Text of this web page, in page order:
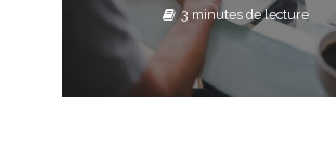
3 minutes de lecture